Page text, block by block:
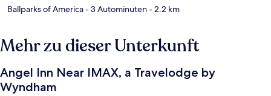
Ballparks of America- 3 Autominuten- 2.2 km
Mehr zu dieser Unterkunft
Angel Inn Near IMAX, a Travelodge by
Wyndham